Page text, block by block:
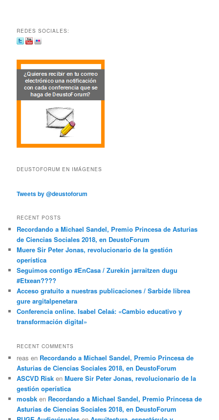
REDES SOCIALES:
DEUSTOFORUM EN IMÁGENES
Tweets by @deustoforum
RECENT POSTS
Recordando a Michael Sandel, Premio Princesa de Asturias
de Ciencias Sociales 2018, en DeustoForum
Muere Sir Peter Jonas, revolucionario de la gestión
operística
Seguimos contigo #EnCasa / Zurekin jarraitzen dugu
#Etxean????
Acceso gratuito a nuestras publicaciones / Sarbide librea
gure argitalpenetara
Conferencia online. Isabel Celaá: «Cambio educativo y
transformación digital»
RECENT COMMENTS
reas en Recordando a Michael Sandel, Premio Princesa de
Asturias de Ciencias Sociales 2018, en DeustoForum
ASCVD Risk enMuere Sir Peter Jonas, revolucionario de la
gestión operística
mosbk en Recordando a Michael Sandel, Premio Princesa de
Asturias de Ciencias Sociales 2018, en DeustoForum